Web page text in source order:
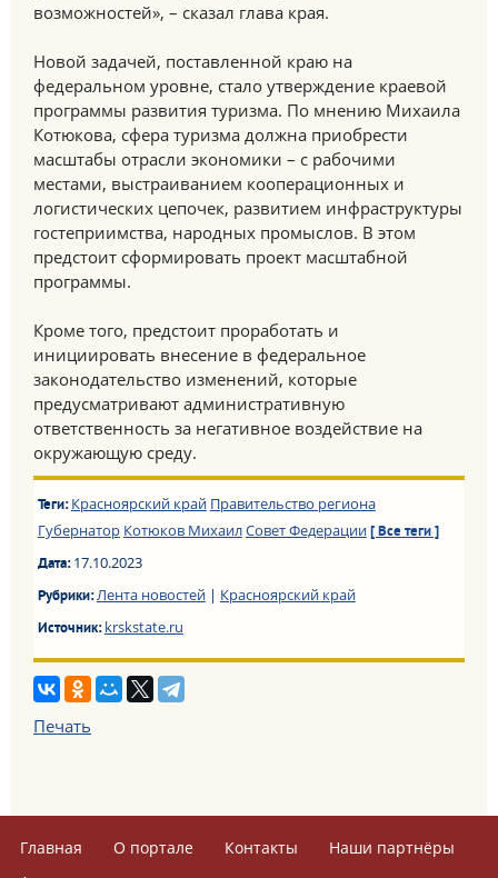
возможностей», – сказал глава края.
Новой задачей, поставленной краю на
федеральном уровне, стало утверждение краевой
программы развития туризма. По мнению Михаила
Котюкова, сфера туризма должна приобрести
масштабы отрасли экономики – с рабочими
местами, выстраиванием кооперационных и
логистических цепочек, развитием инфраструктуры
гостеприимства, народных промыслов. В этом
предстоит сформировать проект масштабной
программы.
Кроме того, предстоит проработать и
инициировать внесение в федеральное
законодательство изменений, которые
предусматривают административную
ответственность за негативное воздействие на
окружающую среду.
Теги: Красноярский край Правительство региона
Губернатор Котюков МихаилСовет Федерации [ Все теги ]
Дата:17.10.2023
Рубрики:Лента новостей| Красноярский край
Источник:krskstate.ru
Печать
Главная О портале Контакты
Наши партнёры